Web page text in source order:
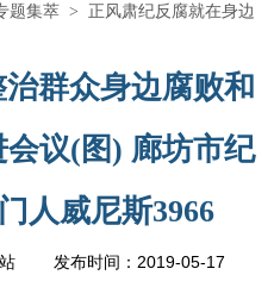
题集萃 > 正风肃纪反腐就在身边
群众身边腐败和
议(图) 廊坊市纪
人威尼斯3966
发布时间： 2019-05-17